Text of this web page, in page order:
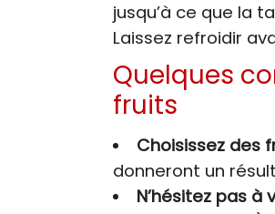
jusqu’à ce que la
Laissez refroidir
Quelques
fruits
Choisissez des
donneront un
N’hésitez pas à